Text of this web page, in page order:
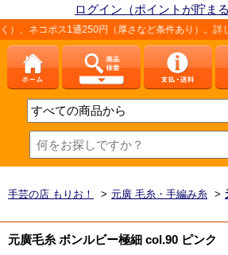
ログイン（ポイントが貯まる
円（厚さなど条件あり）。詳しくは、こちら「お
手芸の店 もりお！ > 元廣 毛糸・手編み糸 >
元廣毛糸 ボンルビー極細 col.90 ピンク